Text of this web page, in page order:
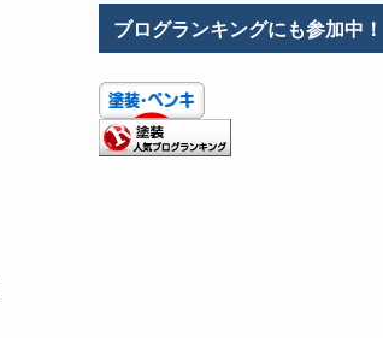
ブログランキングにも参加中！